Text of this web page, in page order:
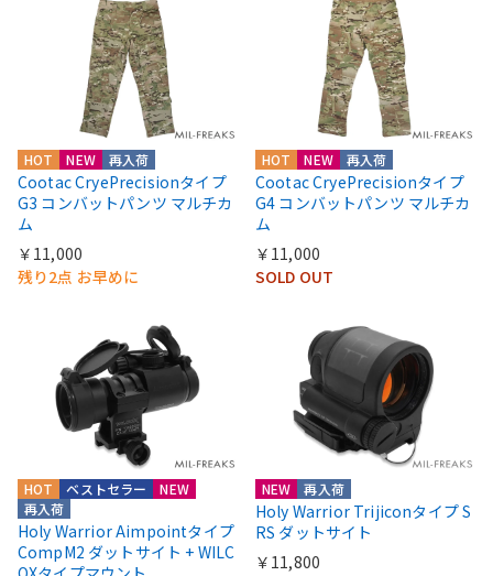
HOT NEW 再入荷
Cootac CryePrecisionタイプ
G3 コンバットパンツ マルチカ
ム
￥11,000
残り2点 お早めに
HOT NEW 再入荷
Cootac CryePrecisionタイプ
G4 コンバットパンツ マルチカ
ム
￥11,000
SOLD OUT
HOT
NEW
再入荷
ベストセラー
Holy Warrior Aimpointタイプ
CompM2 ダットサイト + WILC
NEW 再入荷
Holy Warrior Trijiconタイプ S
RS ダットサイト
￥11,800